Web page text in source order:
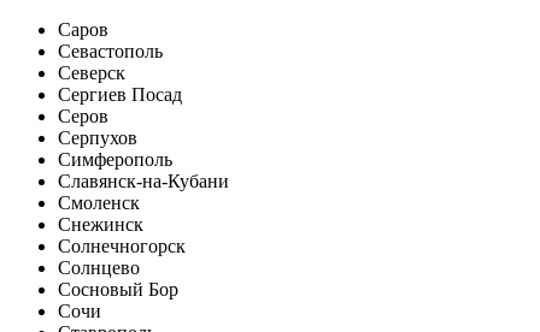
Саров
Севастополь
Северск
Сергиев Посад
Серов
Серпухов
Симферополь
Славянск-на-Кубани
Смоленск
Снежинск
Солнечногорск
Солнцево
Сосновый Бор
Сочи